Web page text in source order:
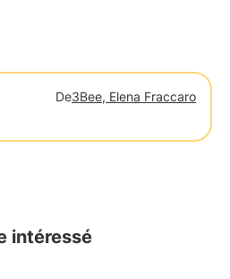
De3Bee, Elena Fraccaro
intéressé